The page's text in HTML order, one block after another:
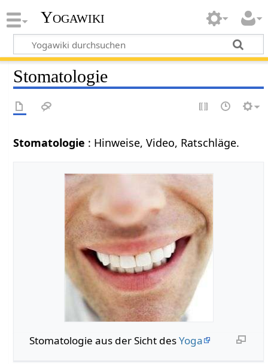
Yogawiki
Stomatologie
Stomatologie : Hinweise, Video, Ratschläge.
Stomatologie aus der Sicht desYoga